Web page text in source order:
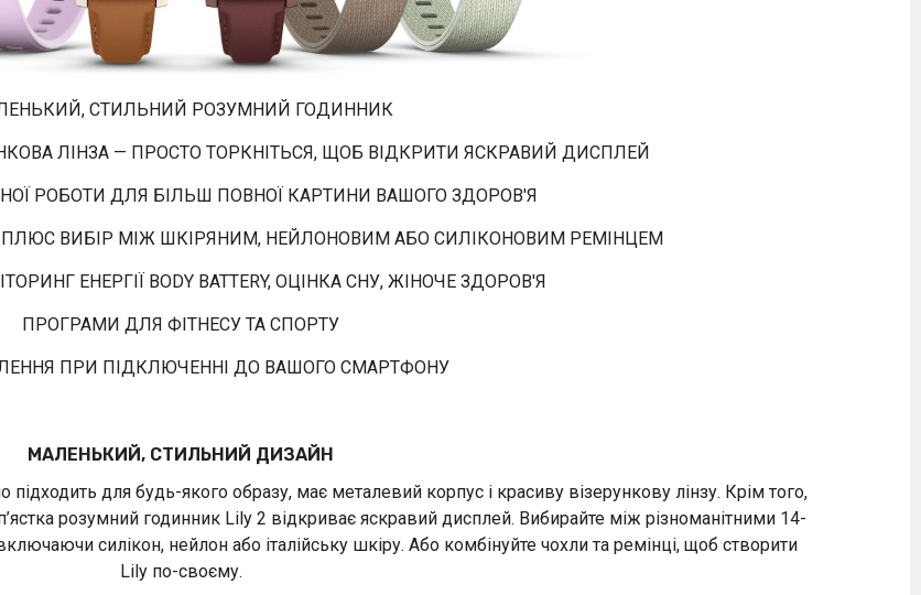
СТИЛЬНИЙ РОЗУМНИЙ ГОДИННИК
ЛІНЗА — ПРОСТО ТОРКНІТЬСЯ, ЩОБ ВІДКРИТИ ЯСКРАВИЙ ДИСПЛЕЙ
РОБОТИ ДЛЯ БІЛЬШ ПОВНОЇ КАРТИНИ ВАШОГО ЗДОРОВ'Я
ВИБІР МІЖ ШКІРЯНИМ, НЕЙЛОНОВИМ АБО СИЛІКОНОВИМ РЕМІНЦЕМ
ЕНЕРГІЇ BODY BATTERY, ОЦІНКА СНУ, ЖІНОЧЕ ЗДОРОВ'Я
ПРОГРАМИ ДЛЯ ФІТНЕСУ ТА СПОРТУ
ПРИ ПІДКЛЮЧЕННІ ДО ВАШОГО СМАРТФОНУ
МАЛЕНЬКИЙ, СТИЛЬНИЙ ДИЗАЙН
для будь-якого образу, має металевий корпус і красиву візерункову лінзу. Крім того,
розумний годинник Lily 2 відкриває яскравий дисплей. Вибирайте між різноманітними 14-
силікон, нейлон або італійську шкіру. Або комбінуйте чохли та ремінці, щоб створити
Lily по-своєму.